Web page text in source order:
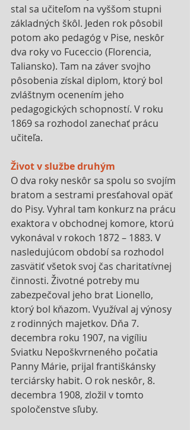
stal sa učiteľom na vyššom stupni
základných škôl. Jeden rok pôsobil
potom ako pedagóg v Pise, neskôr
dva roky vo Fuceccio (Florencia,
Taliansko). Tam na záver svojho
pôsobenia získal diplom, ktorý bol
zvláštnym ocenením jeho
pedagogických schopností. V roku
1869 sa rozhodol zanechať prácu
učiteľa.
Život v službe druhým
O dva roky neskôr sa spolu so svojím
bratom a sestrami presťahoval opäť
do Pisy. Vyhral tam konkurz na prácu
exaktora v obchodnej komore, ktorú
vykonával v rokoch 1872 – 1883. V
nasledujúcom období sa rozhodol
zasvätiť všetok svoj čas charitatívnej
činnosti. Životné potreby mu
zabezpečoval jeho brat Lionello,
ktorý bol kňazom. Využíval aj výnosy
z rodinných majetkov. Dňa 7.
decembra roku 1907, na vigíliu
Sviatku Nepoškvrneného počatia
Panny Márie, prijal františkánsky
terciársky habit. O rok neskôr, 8.
decembra 1908, zložil v tomto
spoločenstve sľuby.